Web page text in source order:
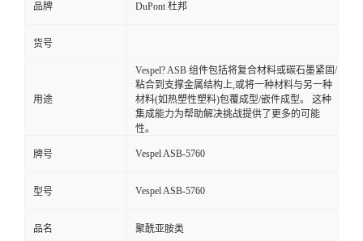
品牌 DuPont 杜邦
货号
用途
Vespel? ASB 组件包括将复合材料或碳石墨紧固/
粘合到支撑金属结构上,或将一种材料与另一种
材料(如热塑性塑料)包覆成型/嵌件成型。 这种
集成能力为帮助解决挑战提供了更多的可能
性。
牌号 Vespel ASB-5760
型号 Vespel ASB-5760
品名 聚酰亚胺类